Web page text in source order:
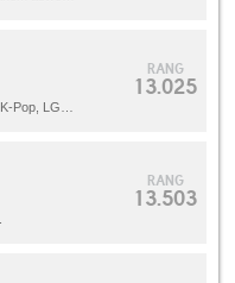
RANG
13.025
RANG
13.503